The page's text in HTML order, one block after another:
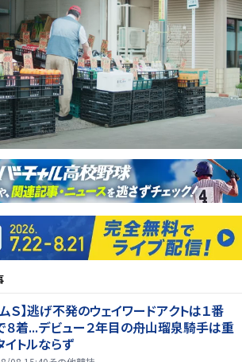
Ｓ】逃げ不発のウェイワードアクトは１番
８着...デビュー２年目の舟山瑠泉騎手は重
イトルならず